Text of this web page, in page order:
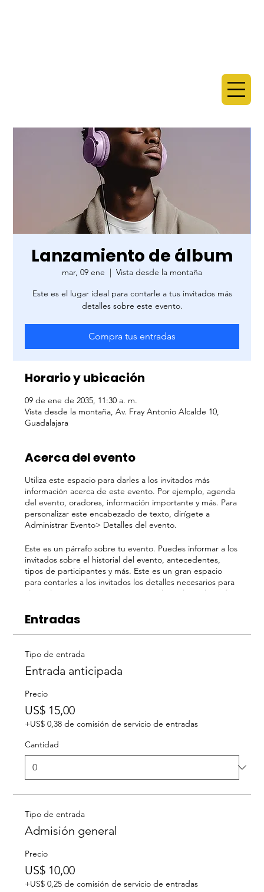
Lanzamiento de álbum
mar, 09 ene
  |
Vista desde la montaña
Este es el lugar ideal para contarle a tus invitados más
detalles sobre este evento.
Compra tus entradas
Horario y ubicación
09 de ene de 2035, 11:30 a. m.
Vista desde la montaña, Av. Fray Antonio Alcalde 10,
Guadalajara
Acerca del evento
Utiliza este espacio para darles a los invitados más
información acerca de este evento. Por ejemplo, agenda
del evento, oradores, información importante y más. Para
personalizar este encabezado de texto, dirígete a
Administrar Evento> Detalles del evento.
Este es un párrafo sobre tu evento. Puedes informar a los
invitados sobre el historial del evento, antecedentes,
tipos de participantes y más. Este es un gran espacio
para contarles a los invitados los detalles necesarios para
alentarlos a registrarse. Para personalizar el encabezado
evento.
invitados sobre el historial del evento, antecedentes,
tipos de participantes y más. Este es un gran espacio
para dar a los invitados toda la información necesaria para
del texto, dirígete a Administrar Eventos> Detalles del
evento.
Entradas
Tipo de entrada
Entrada anticipada
Precio
US$ 15,00
+US$ 0,38 de comisión de servicio de entradas
Cantidad
Tipo de entrada
Admisión general
Precio
US$ 10,00
+US$ 0,25 de comisión de servicio de entradas